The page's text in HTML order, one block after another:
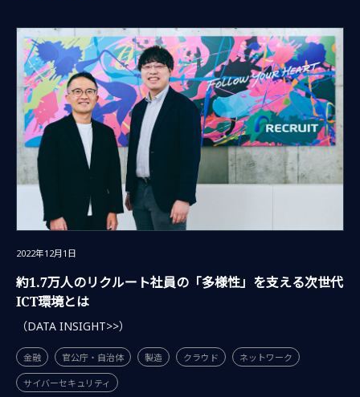
2022年12月1日
約1.7万人のリクルート社員の「多様性」を支える次世代
ICT環境とは
（DATA INSIGHT>>）
金融 官公庁・自治体 製造 クラウド ネットワーク
サイバーセキュリティ